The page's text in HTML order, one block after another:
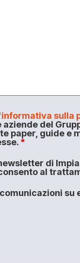
informativa sulla
del
paper, guide e
*
di
al